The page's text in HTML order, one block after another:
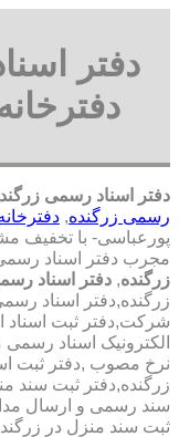
دفتر
دفتر اسناد رسمی
رسمی زرگنده,
پورعباسی- با تخفیف
مجرب دفتر اسناد
زرگنده, دفتر اسناد
زرگنده,دفتر اسناد
شرکت,دفتر ثبت اسناد
الکترونیک اسناد
نرخ مصوب ,دفتر ثبت
زرگنده,دفتر ثبت سند
سند رسمی و ارسال
ثبت سند منزل در